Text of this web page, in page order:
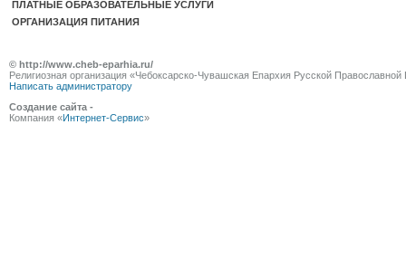
ПЛАТНЫЕ ОБРАЗОВАТЕЛЬНЫЕ УСЛУГИ
ОРГАНИЗАЦИЯ ПИТАНИЯ
© http://www.cheb-eparhia.ru/
Религиозная организация «Чебоксарско-Чувашская Епархия Русской
Написать администратору
Создание сайта -
Компания «Интернет-Сервис»